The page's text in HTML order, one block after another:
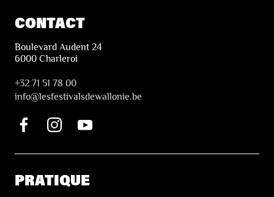
CONTACT
Boulevard Audent 24
6000 Charleroi
+32 71 51 78 00
info@lesfestivalsdewallonie.be
PRATIQUE